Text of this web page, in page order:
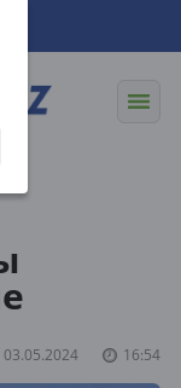
03.05.2024 16:54